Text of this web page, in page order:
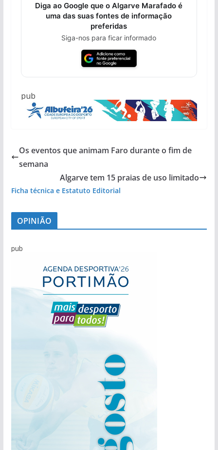
Diga ao Google que o Algarve Marafado é
uma das suas fontes de informação
preferidas
Siga-nos para ficar informado
pub
Os eventos que animam Faro durante o fim de
semana
Algarve tem 15 praias de uso limitado
Ficha técnica e Estatuto Editorial
OPINIÃO
pub